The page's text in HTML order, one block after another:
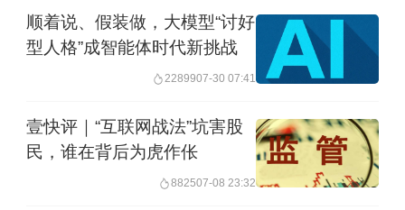
例如，某短视频账号以“健康科普”名义分
享疾病治疗经验，实则植入特定医院的
但内容足以改变患者就医预期，就应纳
顺着说、假装做，大模型“讨好
型人格”成智能体时代新挑战
2289907-30 07:41
壹快评｜“互联网战法”坑害股
民，谁在背后为虎作伥
882507-08 23:32